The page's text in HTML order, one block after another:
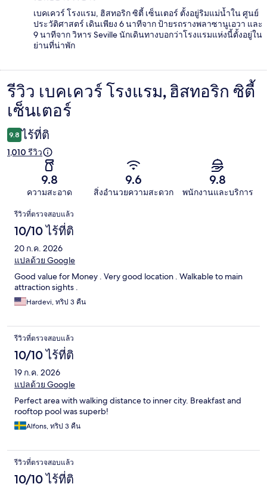
เบคเควร์ โรงแรม, ฮิสทอริก ซิตี้ เซ็นเตอร์ ตั้งอยู่ริมแม่น้ำใน ศูนย์
ประวัติศาสตร์ เดินเพียง 6 นาทีจาก ป้ายรถรางพลาซานูเอวา และ
9 นาทีจาก วิหาร Seville นักเดินทางบอกว่าโรงแรมแห่งนี้ตั้งอยู่ใน
ย่านที่น่าพัก
รีวิว
รีวิว เบคเควร์ โรงแรม, ฮิสทอริก ซิตี้
เซ็นเตอร์
9.8 ไร้ที่ติ
1,010 รีวิว
9.8
ความสะอาด
9.6
สิ่งอำนวยความสะดวก
9.8
พนักงานและบริการ
รีวิว
รีวิวที่ตรวจสอบแล้ว
10/10 ไร้ที่ติ
20 ก.ค. 2026
แปลด้วย Google
Good value for Money . Very good location . Walkable to main
attraction sights .
Hardevi, ทริป 3 คืน
รีวิวที่ตรวจสอบแล้ว
10/10 ไร้ที่ติ
19 ก.ค. 2026
แปลด้วย Google
Perfect area with walking distance to inner city. Breakfast and
rooftop pool was superb!
Alfons, ทริป 3 คืน
รีวิวที่ตรวจสอบแล้ว
10/10 ไร้ที่ติ